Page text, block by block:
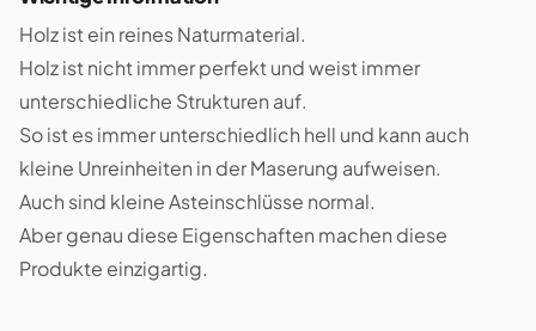
Holz ist ein reines Naturmaterial.
Holz ist nicht immer perfekt und weist immer
unterschiedliche Strukturen auf.
So ist es immer unterschiedlich hell und kann auch
kleine Unreinheiten in der Maserung aufweisen.
Auch sind kleine Asteinschlüsse normal.
Aber genau diese Eigenschaften machen diese
Produkte einzigartig.